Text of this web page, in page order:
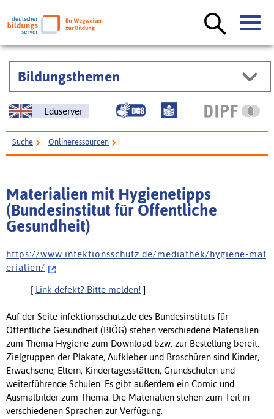
Bildungsthemen
Eduserver
Suche Onlineressourcen
Materialien mit Hygienetipps
(Bundesinstitut für Öffentliche
Gesundheit)
h t t p s : / / w w w . i n f e k t i o n s s c h u t z . d e / m e d i a t h e k / h y g i e n e - m a t
e r i a l i e n /
[ Link defekt? Bitte melden! ]
Auf der Seite infektionsschutz.de des Bundesinstituts für
Öffentliche Gesundheit (BIÖG) stehen verschiedene Materialien
zum Thema Hygiene zum Download bzw. zur Bestellung bereit.
Zielgruppen der Plakate, Aufkleber und Broschüren sind Kinder,
Erwachsene, Eltern, Kindertagesstätten, Grundschulen und
weiterführende Schulen. Es gibt außerdem ein Comic und
Ausmalbilder zum Thema. Die Materialien stehen zum Teil in
verschiedenen Sprachen zur Verfügung.